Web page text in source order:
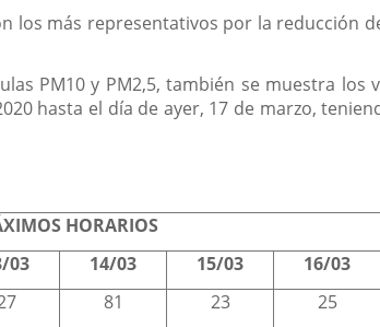
los más representativos por la reducción
PM10 y PM2,5, también se muestra los
hasta el día de ayer, 17 de marzo,
HORARIOS
03 14/03 15/03 16/03
81 23 25